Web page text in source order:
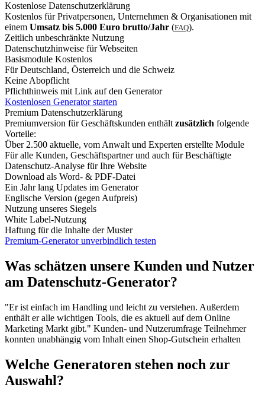
Kostenlose Datenschutzerklärung
Kostenlos für Privatpersonen, Unternehmen & Organisationen mit
einem Umsatz bis 5.000 Euro brutto/Jahr (FAQ).
Zeitlich unbeschränkte Nutzung
Datenschutzhinweise für Webseiten
Basismodule Kostenlos
Für Deutschland, Österreich und die Schweiz
Keine Abopflicht
Pflichthinweis mit Link auf den Generator
Kostenlosen Generator starten
Premium Datenschutzerklärung
Premiumversion für Geschäftskunden enthältzusätzlich folgende
Vorteile:
Über 2.500 aktuelle, vom Anwalt und Experten erstellte Module
Für alle Kunden, Geschäftspartner und auch für Beschäftigte
Datenschutz-Analyse für Ihre Website
Download als Word- & PDF-Datei
Ein Jahr lang Updates im Generator
Englische Version (gegen Aufpreis)
Nutzung unseres Siegels
White Label-Nutzung
Haftung für die Inhalte der Muster
Premium-Generator unverbindlich testen
Was schätzen unsere Kunden und Nutzer
am Datenschutz-Generator?
"Er ist einfach im Handling und leicht zu verstehen. Außerdem
enthält er alle wichtigen Tools, die es aktuell auf dem Online
Marketing Markt gibt." Kunden- und Nutzerumfrage Teilnehmer
konnten unabhängig vom Inhalt einen Shop-Gutschein erhalten
Welche Generatoren stehen noch zur
Auswahl?